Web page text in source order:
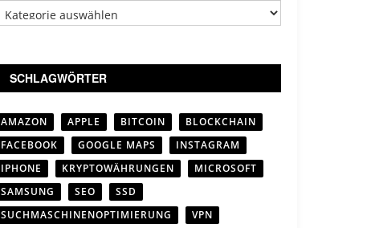
Kategorien
SCHLAGWÖRTER
AMAZON APPLE BITCOIN
BLOCKCHAIN
FACEBOOK
GOOGLE MAPS
INSTAGRAM
IPHONE
KRYPTOWÄHRUNGEN
MICROSOFT
SAMSUNG
SEO
SSD
SUCHMASCHINENOPTIMIERUNG
VPN